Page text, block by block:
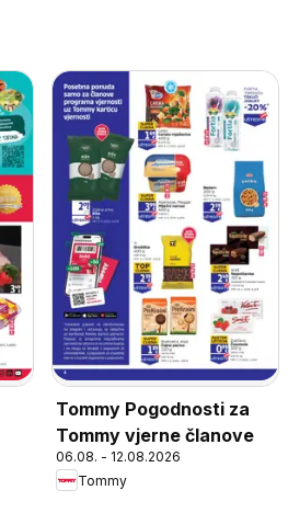
Tommy Pogodnosti za
Tommy vjerne članove
06.08. - 12.08.2026
Tommy